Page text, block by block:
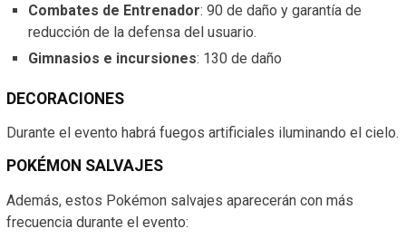
Combates de Entrenador: 90 de daño y garantía de
reducción de la defensa del usuario.
Gimnasios e incursiones: 130 de daño
DECORACIONES
Durante el evento habrá fuegos artificiales iluminando el cielo.
POKÉMON SALVAJES
Además, estos Pokémon salvajes aparecerán con más
frecuencia durante el evento: